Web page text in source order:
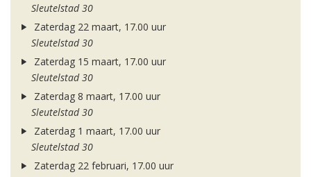
Sleutelstad 30
Zaterdag 22 maart, 17.00 uur
Sleutelstad 30
Zaterdag 15 maart, 17.00 uur
Sleutelstad 30
Zaterdag 8 maart, 17.00 uur
Sleutelstad 30
Zaterdag 1 maart, 17.00 uur
Sleutelstad 30
Zaterdag 22 februari, 17.00 uur